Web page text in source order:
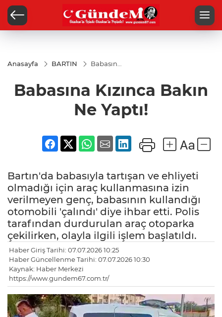
Anasayfa BARTIN
Babasına
Yaptı!
Babasına Kızınca Bakın
Ne Yaptı!
Bartın'da babasıyla tartışan ve ehliyeti
olmadığı için araç kullanmasına izin
verilmeyen genç, babasının kullandığı
otomobili 'çalındı' diye ihbar etti. Polis
tarafından durdurulan araç otoparka
çekilirken, olayla ilgili işlem başlatıldı.
Haber Giriş Tarihi: 07.07.2026 10:25
Haber Güncellenme Tarihi: 07.07.2026 10:30
Kaynak: Haber Merkezi
https://www.gundem67.com.tr/